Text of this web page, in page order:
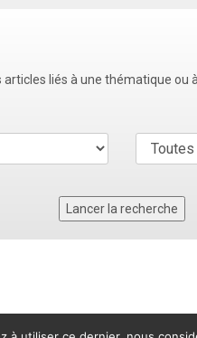
liés à une thématique ou